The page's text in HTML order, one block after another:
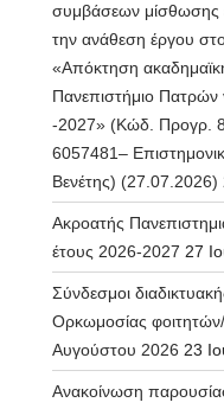
συμβάσεων μίσθωσης
την ανάθεση έργου
«Απόκτηση
Πανεπιστήμιο Πατρών
-2027» (Κώδ. Προγρ.
6057481–
Βενέτης) (27.07.2026)
Ακροατής
έτους 2026-2027 27
Σύνδεσμοι
Ορκωμοσίας
Αυγούστου 2026 23
Ανακοίνωση